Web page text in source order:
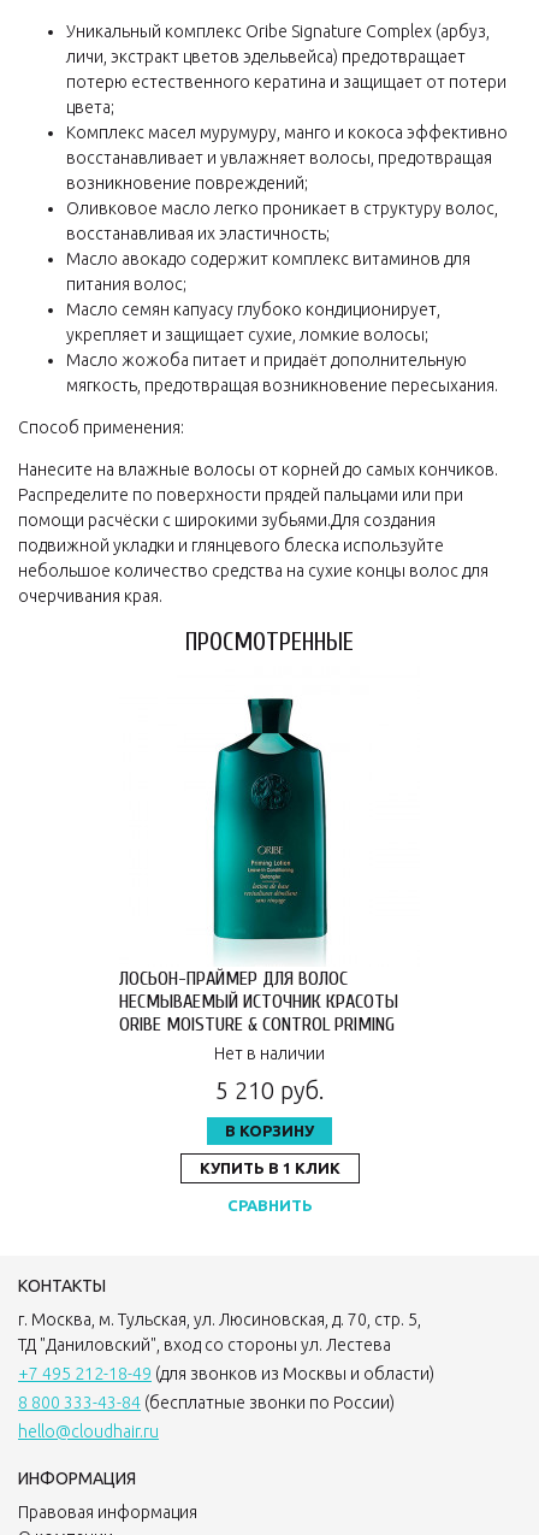
Уникальный комплекс Oribe Signature Complex (арбуз,
личи, экстракт цветов эдельвейса) предотвращает
потерю естественного кератина и защищает от потери
цвета;
Комплекс масел мурумуру, манго и кокоса эффективно
восстанавливает и увлажняет волосы, предотвращая
возникновение повреждений;
Оливковое масло легко проникает в структуру волос,
восстанавливая их эластичность;
Масло авокадо содержит комплекс витаминов для
питания волос;
Масло семян капуасу глубоко кондиционирует,
укрепляет и защищает сухие, ломкие волосы;
Масло жожоба питает и придаёт дополнительную
мягкость, предотвращая возникновение пересыхания.
Способ применения:
Нанесите на влажные волосы от корней до самых кончиков.
Распределите по поверхности прядей пальцами или при
помощи расчёски с широкими зубьями.Для создания
подвижной укладки и глянцевого блеска используйте
небольшое количество средства на сухие концы волос для
очерчивания края.
ПРОСМОТРЕННЫЕ
ЛОСЬОН-ПРАЙМЕР ДЛЯ ВОЛОС
НЕСМЫВАЕМЫЙ ИСТОЧНИК КРАСОТЫ
ORIBE MOISTURE & CONTROL PRIMING
LOTION LEAVE-IN CONDITIONING
Нет в наличии
5 210 руб.
В КОРЗИНУ
КУПИТЬ В 1 КЛИК
СРАВНИТЬ
КОНТАКТЫ
г. Москва, м. Тульская, ул. Люсиновская, д. 70, стр. 5,
ТД "Даниловский", вход со стороны ул. Лестева
+7 495 212-18-49 (для звонков из Москвы и области)
8 800 333-43-84 (бесплатные звонки по России)
hello@cloudhair.ru
ИНФОРМАЦИЯ
Правовая информация